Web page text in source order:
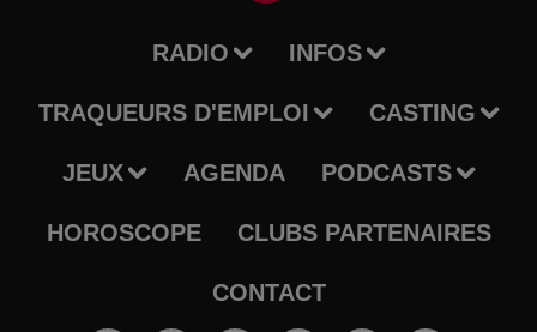
RADIO INFOS
TRAQUEURS D'EMPLOI CASTING
JEUX AGENDA PODCASTS
HOROSCOPE CLUBS PARTENAIRES
CONTACT